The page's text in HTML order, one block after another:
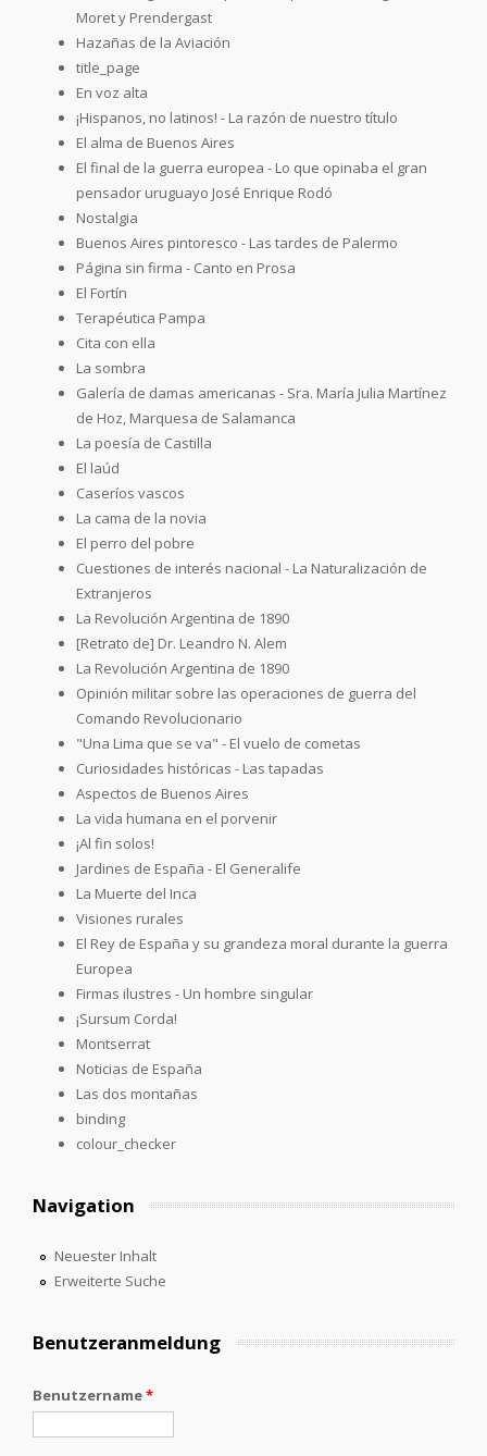
Moret y Prendergast
Hazañas de la Aviación
title_page
En voz alta
¡Hispanos, no latinos! - La razón de nuestro título
El alma de Buenos Aires
El final de la guerra europea - Lo que opinaba el gran
pensador uruguayo José Enrique Rodó
Nostalgia
Buenos Aires pintoresco - Las tardes de Palermo
Página sin firma - Canto en Prosa
El Fortín
Terapéutica Pampa
Cita con ella
La sombra
Galería de damas americanas - Sra. María Julia Martínez
de Hoz, Marquesa de Salamanca
La poesía de Castilla
El laúd
Caseríos vascos
La cama de la novia
El perro del pobre
Cuestiones de interés nacional - La Naturalización de
Extranjeros
La Revolución Argentina de 1890
[Retrato de] Dr. Leandro N. Alem
La Revolución Argentina de 1890
Opinión militar sobre las operaciones de guerra del
Comando Revolucionario
"Una Lima que se va" - El vuelo de cometas
Curiosidades históricas - Las tapadas
Aspectos de Buenos Aires
La vida humana en el porvenir
¡Al fin solos!
Jardines de España - El Generalife
La Muerte del Inca
Visiones rurales
El Rey de España y su grandeza moral durante la guerra
Europea
Firmas ilustres - Un hombre singular
¡Sursum Corda!
Montserrat
Noticias de España
Las dos montañas
binding
colour_checker
Navigation
Neuester Inhalt
Erweiterte Suche
Benutzeranmeldung
Benutzername*